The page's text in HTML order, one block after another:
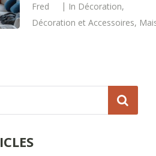
Fred In Décoration,
Décoration et Accessoires,